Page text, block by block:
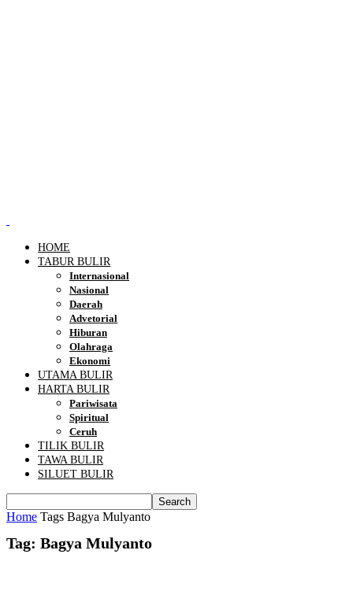
HOME
TABUR BULIR
Internasional
Nasional
Daerah
Advetorial
Hiburan
Olahraga
Ekonomi
UTAMA BULIR
HARTA BULIR
Pariwisata
Spiritual
Ceruh
TILIK BULIR
TAWA BULIR
SILUET BULIR
Home Tags Bagya Mulyanto
Tag: Bagya Mulyanto